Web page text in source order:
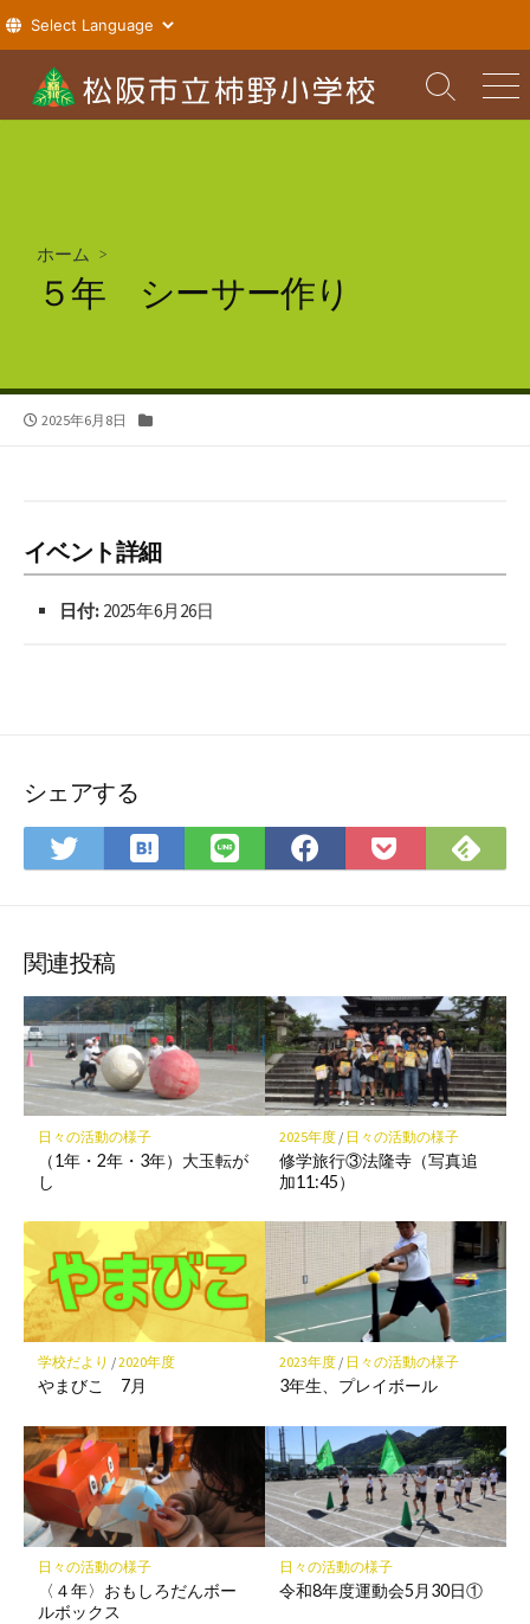
テ
検
索
メ
ニ
ホーム >
５年 シーサー作り
公
2025年6月8日
イベント詳細
日付: 2025年6月26日
シェアする
Twitter
で
ア
は
て
ク
マ
ー
ク
に
存
LINE
で
Facebook
で
Pocket
に
で
関連投稿
日々の活動の様子
（1年・2年・3年）大玉転が
し
2025年度/ 日々の活動の様子
修学旅行③法隆寺（写真追
加11:45）
学校だより /2020年度
やまびこ 7月
2023年度/ 日々の活動の様子
3年生、プレイボール
日々の活動の様子
〈４年〉おもしろだんボー
ルボックス
日々の活動の様子
令和8年度運動会5月30日①